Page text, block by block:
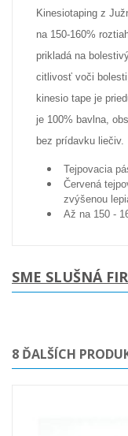
Kinesiotaping z
na 150-160%
prikladá na
citlivosť voči
kinesio tape je
je 100% bavlna,
bez prídavku liečiv.
Tejpovacia
Červená
zvýšenou
Až na 150 -
SME SLUŠNÁ
8 ĎALŠÍCH